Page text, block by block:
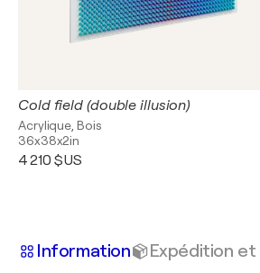
Cold field (double illusion)
Acrylique, Bois
36x38x2in
4 210 $US
Information Expédition